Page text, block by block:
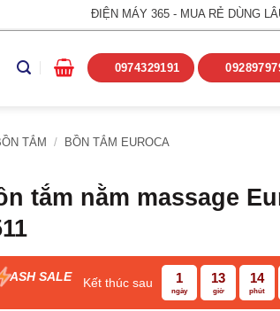
ĐIỆN MÁY 365 - MUA RẺ DÙNG
0974329191
TẮM / BỒN TẮM EUROCA
tắm nằm massage
ASH SALE Kết thúc sau 1
ngày
13
giờ
14
phút